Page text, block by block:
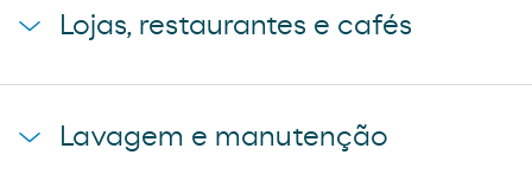
Lojas, restaurantes e cafés
Pão de forno
Lavagem e manutenção